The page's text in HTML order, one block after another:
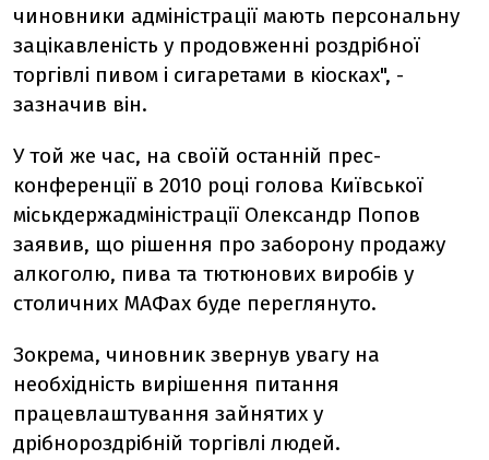
чиновники адміністрації мають персональну
зацікавленість у продовженні роздрібної
торгівлі пивом і сигаретами в кіосках", -
зазначив він.
У той же час, на своїй останній прес-
конференції в 2010 році голова Київської
міськдержадміністрації Олександр Попов
заявив, що рішення про заборону продажу
алкоголю, пива та тютюнових виробів у
столичних МАФах буде переглянуто.
Зокрема, чиновник звернув увагу на
необхідність вирішення питання
працевлаштування зайнятих у
дрібнороздрібній торгівлі людей.